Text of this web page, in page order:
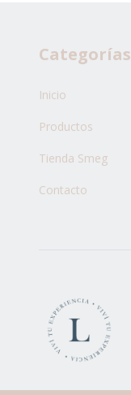
Categorías
Inicio
Productos
Tienda Smeg
Contacto